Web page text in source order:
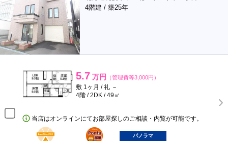
4階建 / 築25年
5.7 万円 （管理費等3,000円）
敷 1ヶ月 / 礼 －
4階 / 2DK / 49㎡
当店はオンラインにてお部屋探しのご相談・内覧が可能です。
BunChinPAY
ポンタ
部屋
パノラマ